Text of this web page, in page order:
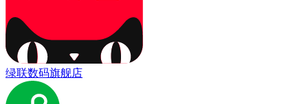
绿联数码旗舰店